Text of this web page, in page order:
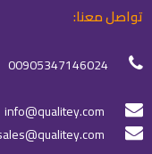
تواصل معنا:
00905347146024
info@qualitey.com